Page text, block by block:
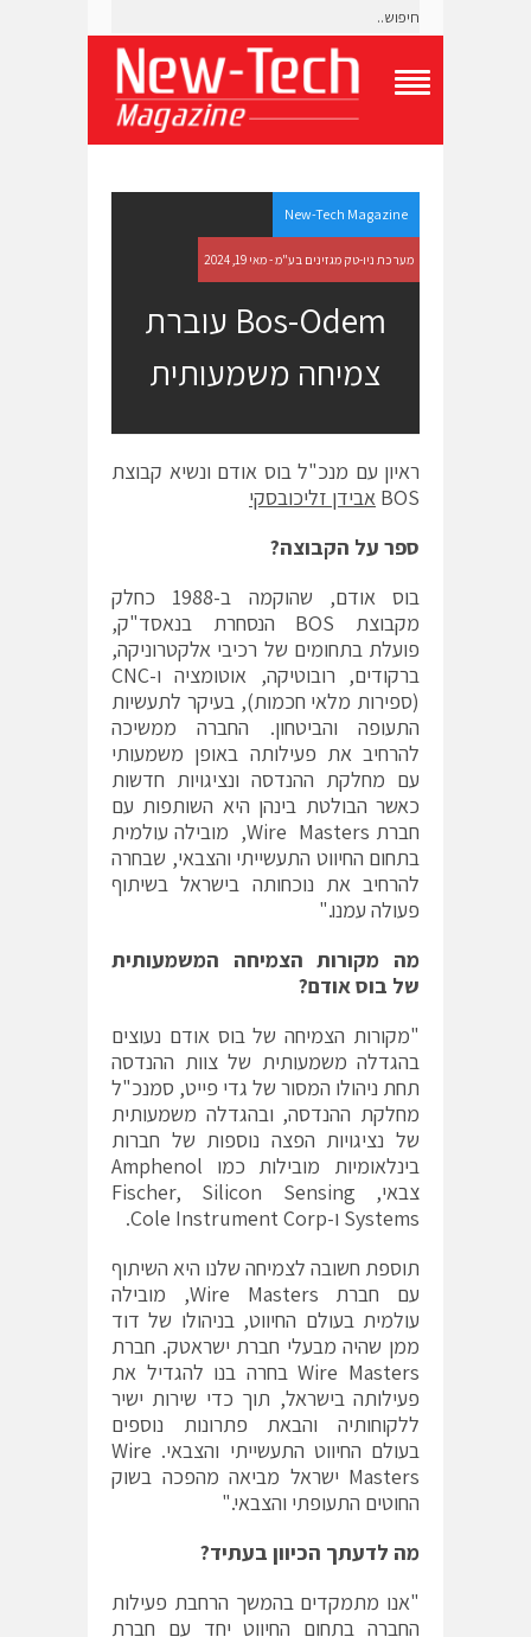
g
l
e
N
a
e
n
u
New-Tech Magazine
מערכת ניו-טק מגזינים בע"מ - מאי 19, 2024
Bos-Odem עוברת
צמיחה משמעותית
ראיון עם מנכ"ל בוס אודם ונשיא קבוצת
BOS אבידן זליכובסקי
ספר על הקבוצה?
בוס אודם, שהוקמה ב-1988 כחלק
מקבוצת BOS הנסחרת בנאסד"ק,
פועלת בתחומים של רכיבי אלקטרוניקה,
ברקודים, רובוטיקה, אוטומציה ו-CNC
(ספירות מלאי חכמות), בעיקר לתעשיות
התעופה והביטחון. החברה ממשיכה
להרחיב את פעילותה באופן משמעותי
עם מחלקת ההנדסה ונציגויות חדשות
כאשר הבולטת בינהן היא השותפות עם
חברת Wire Masters, מובילה עולמית
בתחום החיווט התעשייתי והצבאי, שבחרה
להרחיב את נוכחותה בישראל בשיתוף
פעולה עמנו."
מה מקורות הצמיחה המשמעותית
של בוס אודם?
"מקורות הצמיחה של בוס אודם נעוצים
בהגדלה משמעותית של צוות ההנדסה
תחת ניהולו המסור של גדי פייט, סמנכ"ל
מחלקת ההנדסה, ובהגדלה משמעותית
של נציגויות הפצה נוספות של חברות
בינלאומיות מובילות כמו Amphenol
צבאי, Fischer, Silicon Sensing
Systems ו-Cole Instrument Corp.
תוספת חשובה לצמיחה שלנו היא השיתוף
עם חברת Wire Masters, מובילה
עולמית בעולם החיווט, בניהולו של דוד
ממן שהיה מבעלי חברת ישראטק. חברת
Wire Masters בחרה בנו להגדיל את
פעילותה בישראל, תוך כדי שירות ישיר
ללקוחותיה והבאת פתרונות נוספים
בעולם החיווט התעשייתי והצבאי. Wire
Masters ישראל מביאה מהפכה בשוק
החוטים התעופתי והצבאי."
מה לדעתך הכיוון בעתיד?
"אנו מתמקדים בהמשך הרחבת פעילות
החברה בתחום החיווט יחד עם חברת